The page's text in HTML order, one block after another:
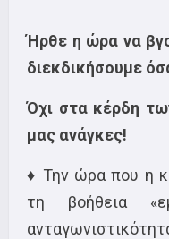
Ήρθε η ώρα να
διεκδικήσουμε
Όχι στα κέρδη
μας ανάγκες!
♦ Την ώρα που η
τη βοήθεια